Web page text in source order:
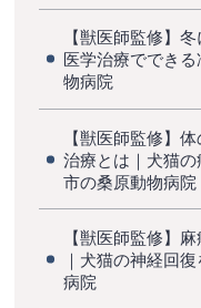
【獣医師監修】
医学治療ででき
物病院
【獣医師監修】
治療とは｜犬猫
市の桑原動物病院
【獣医師監修】
｜犬猫の神経回
病院